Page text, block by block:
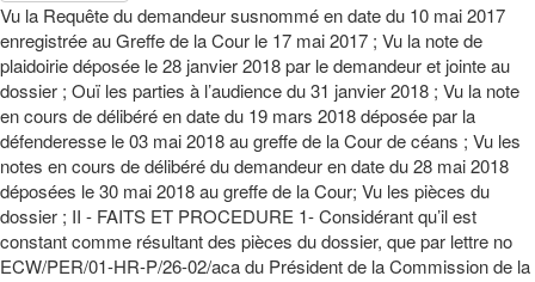
Vu la Requête du demandeur susnommé en date du 10 mai 2017
enregistrée au Greffe de la Cour le 17 mai 2017 ; Vu la note de
plaidoirie déposée le 28 janvier 2018 par le demandeur et jointe au
dossier ; Ouï les parties à l’audience du 31 janvier 2018 ; Vu la note
en cours de délibéré en date du 19 mars 2018 déposée par la
défenderesse le 03 mai 2018 au greffe de la Cour de céans ; Vu les
notes en cours de délibéré du demandeur en date du 28 mai 2018
déposées le 30 mai 2018 au greffe de la Cour; Vu les pièces du
dossier ; II - FAITS ET PROCEDURE 1- Considérant qu’il est
constant comme résultant des pièces du dossier, que par lettre no
ECW/PER/01-HR-P/26-02/aca du Président de la Commission de la